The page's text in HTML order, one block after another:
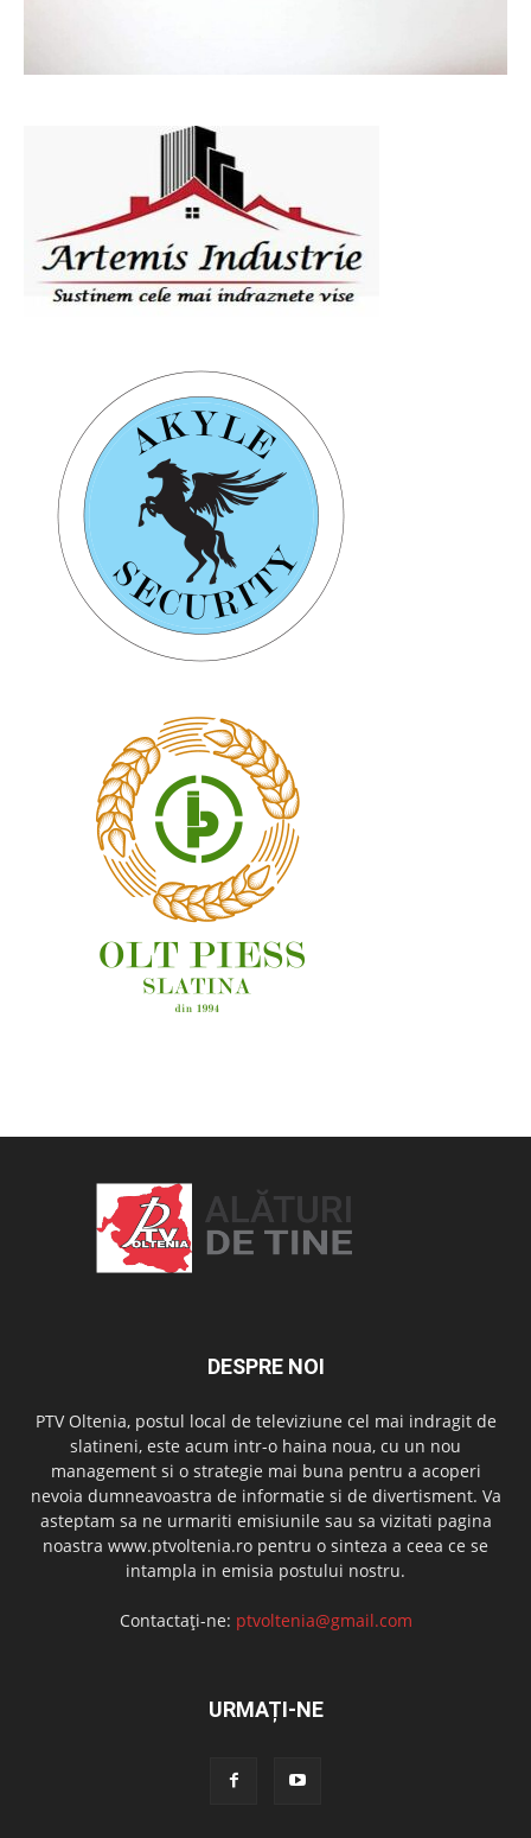
DESPRE NOI
PTV Oltenia, postul local de televiziune cel mai indragit de
slatineni, este acum intr-o haina noua, cu un nou
management si o strategie mai buna pentru a acoperi
nevoia dumneavoastra de informatie si de divertisment. Va
asteptam sa ne urmariti emisiunile sau sa vizitati pagina
noastra www.ptvoltenia.ro pentru o sinteza a ceea ce se
intampla in emisia postului nostru.
Contactați-ne: ptvoltenia@gmail.com
URMAȚI-NE